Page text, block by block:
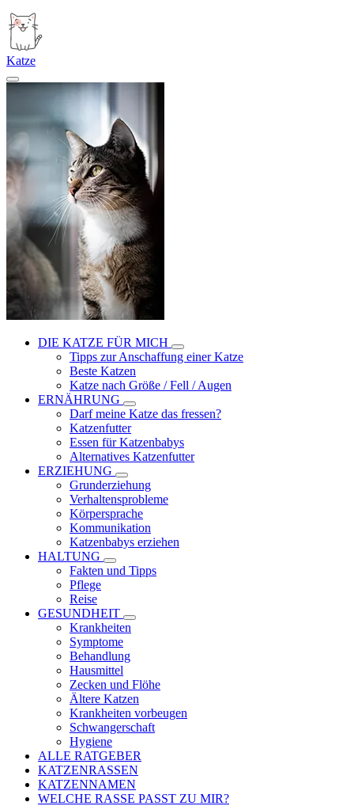
Katze
DIE KATZE FÜR MICH
Tipps zur Anschaffung einer Katze
Beste Katzen
Katze nach Größe / Fell / Augen
ERNÄHRUNG
Darf meine Katze das fressen?
Katzenfutter
Essen für Katzenbabys
Alternatives Katzenfutter
ERZIEHUNG
Grunderziehung
Verhaltensprobleme
Körpersprache
Kommunikation
Katzenbabys erziehen
HALTUNG
Fakten und Tipps
Pflege
Reise
GESUNDHEIT
Krankheiten
Symptome
Behandlung
Hausmittel
Zecken und Flöhe
Ältere Katzen
Krankheiten vorbeugen
Schwangerschaft
Hygiene
ALLE RATGEBER
KATZENRASSEN
KATZENNAMEN
WELCHE RASSE PASST ZU MIR?